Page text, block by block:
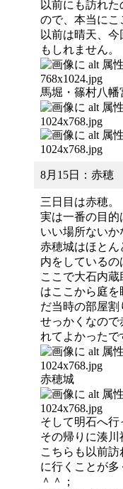
以前にも訪れ
ので、本当にこ
以前は晴天、
もしれません。
馬堀・篠村八幡
8月15日：赤穂
三日目は赤穂。
実は一番の目
いい場所ない
赤穂城はほと
内をしているの
ここで大石内
はここから庭
だ当時の部屋割
せっかくなの
れてよかったで
赤穂城
そして明石へ
その帰りに湊川
こちらも以前
に行くことが
＾＾；